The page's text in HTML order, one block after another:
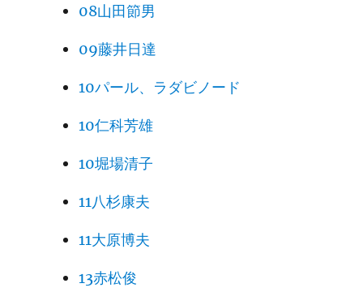
08山田節男
09藤井日達
10パール、ラダビノード
10仁科芳雄
10堀場清子
11八杉康夫
11大原博夫
13赤松俊